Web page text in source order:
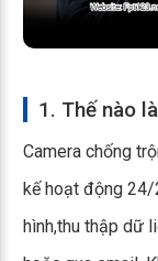
1. Thế nào
Camera chống
kế hoạt động
hình,thu thập dữ